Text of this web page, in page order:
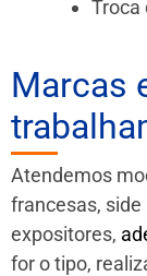
Troca
Marcas
Atendemos
francesas, side
expositores,
for o tipo,